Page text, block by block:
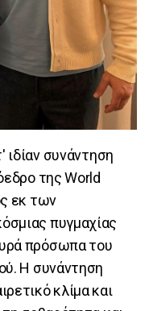
ιδίαν συνάντηση
της World
εκ των
πυγμαχίας
πρόσωπα του
Η συνάντηση
κλίμα και